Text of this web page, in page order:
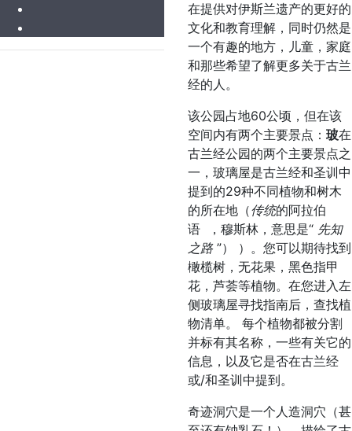
在提供对伊斯兰遗产的更好的
文化和教育理解，同时仍然是
一个有趣的地方，儿童，家庭
和那些希望了解更多关于古兰
经的人。
该公园占地60公顷，但在该
空间内有两个主要景点： 玻在
古兰经公园的两个主要景点之
一，玻璃屋是古兰经和圣训中
提到的29种不同植物和树木
的所在地（传统的阿拉伯
语 ，穆斯林，意思是“ 先知
之路”） ）。您可以期待找到
橄榄树，无花果，黑色指甲
花，芦荟等植物。在您进入左
侧玻璃屋寻找指南后，查找植
物清单。 每个植物都被分割
并标有其名称，一些有关它的
信息，以及它是否在古兰经
或/和圣训中提到。
奇迹洞穴是一个人造洞穴（甚